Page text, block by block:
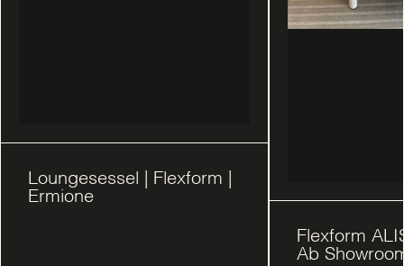
Loungesessel | Flexform |
Ermione
Flexform
Ab